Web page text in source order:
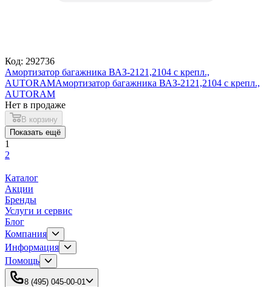
Код: 292736
Амортизатор багажника ВАЗ-2121,2104 с крепл.,
AUTORAMАмортизатор багажника ВАЗ-2121,2104 с крепл.,
AUTORAM
Нет в продаже
В корзину
Показать ещё
1
2
Каталог
Акции
Бренды
Услуги и сервис
Блог
Компания
Информация
Помощь
8 (495) 045-00-01